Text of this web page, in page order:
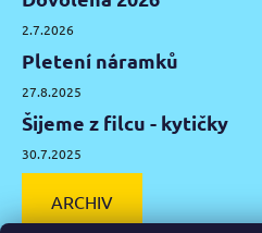
2.7.2026
Pletení náramků
27.8.2025
Šijeme z filcu - kytičky
30.7.2025
ARCHIV